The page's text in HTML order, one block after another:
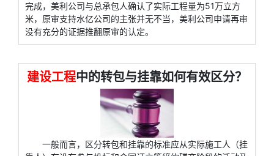
完成，美利公司与总承包人确认了实际工程量为51万立方
米，原审支持水亿公司的主张并无不当，美利公司申请再审
没有充分的证据推翻原审的认定。
建设工程中的转包与挂靠如何有效区分？
一般而言，区分转包和挂靠的标准应从实际施工人（挂